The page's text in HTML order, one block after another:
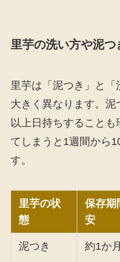
里芋の洗い方や泥
里芋は「泥つき」と
大きく異なります。泥
以上日持ちすること
てしまうと1週間から
す。
里芋の状
態
保存期
安
泥つき 約1か月